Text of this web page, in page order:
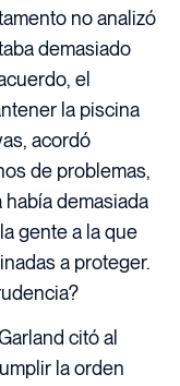
no analizó
demasiado
el
la piscina
acordó
de problemas,
demasiada
gente a la que
a proteger.
citó al
la orden